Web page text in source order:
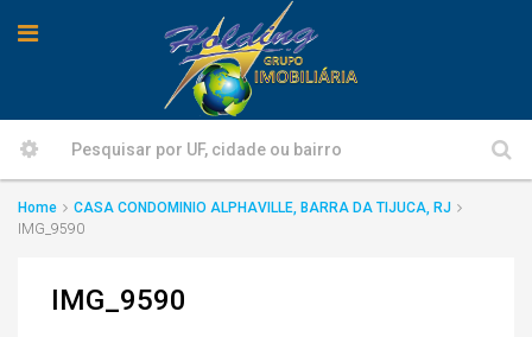
Home
CASA CONDOMINIO ALPHAVILLE, BARRA DA TIJUCA, RJ
IMG_9590
IMG_9590